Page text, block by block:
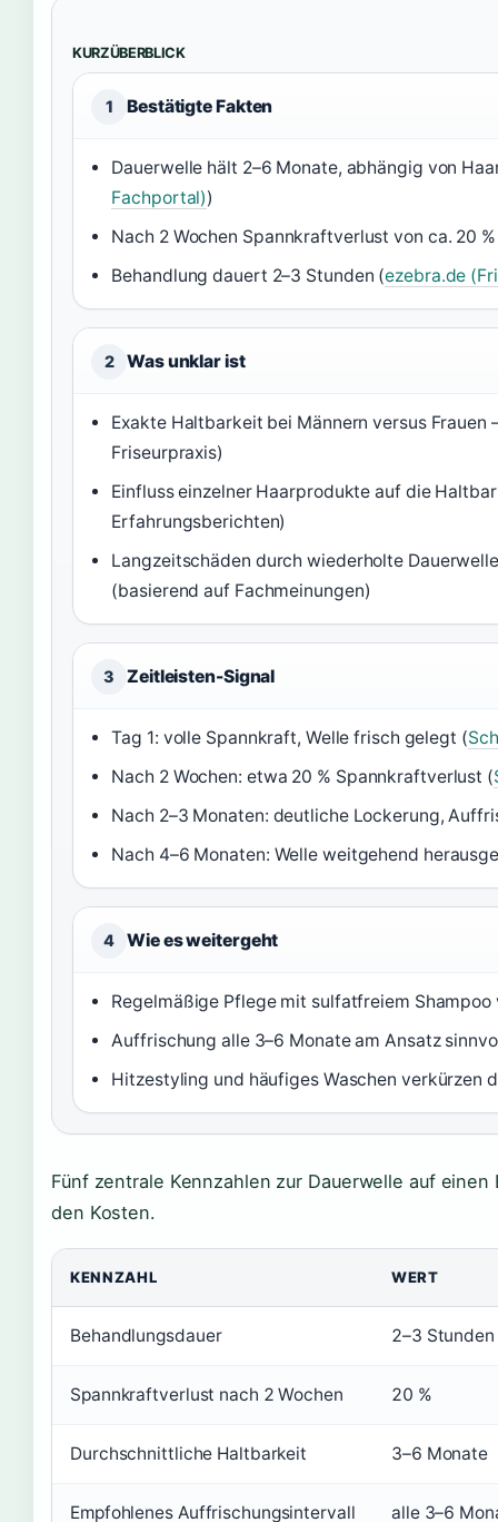
KURZÜBERBLICK
1 Bestätigte Fakten
Dauerwelle hält 2–6 Monate, abhängig von
Fachportal))
Nach 2 Wochen Spannkraftverlust von ca. 20
Behandlung dauert 2–3 Stunden (ezebra.de
2 Was unklar ist
Exakte Haltbarkeit bei Männern versus
Friseurpraxis)
Einfluss einzelner Haarprodukte auf die
Erfahrungsberichten)
Langzeitschäden durch wiederholte
(basierend auf Fachmeinungen)
3 Zeitleisten-Signal
Tag 1: volle Spannkraft, Welle frisch gelegt (
Nach 2 Wochen: etwa 20 % Spannkraftverlust (
Nach 2–3 Monaten: deutliche Lockerung,
Nach 4–6 Monaten: Welle weitgehend
4 Wie es weitergeht
Regelmäßige Pflege mit sulfatfreiem
Auffrischung alle 3–6 Monate am Ansatz
Hitzestyling und häufiges Waschen verkürzen
Fünf zentrale Kennzahlen zur Dauerwelle auf
den Kosten.
KENNZAHL WERT
Behandlungsdauer 2–3 Stunden
Spannkraftverlust nach 2 Wochen 20 %
Durchschnittliche Haltbarkeit 3–6 Monate
Empfohlenes Auffrischungsintervall alle 3–6